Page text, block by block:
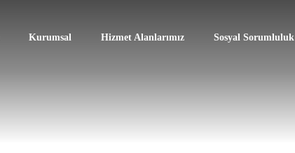
Kurumsal Hizmet Alanlarımız Sosyal Sorumluluk